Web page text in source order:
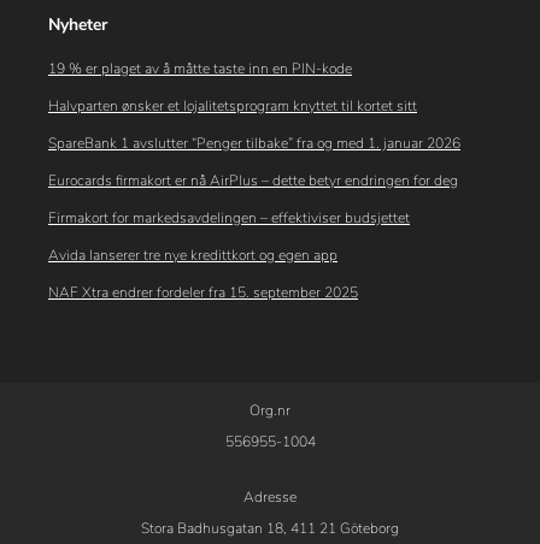
Nyheter
19 % er plaget av å måtte taste inn en PIN-kode
Halvparten ønsker et lojalitetsprogram knyttet til kortet sitt
SpareBank 1 avslutter “Penger tilbake” fra og med 1. januar 2026
Eurocards firmakort er nå AirPlus – dette betyr endringen for deg
Firmakort for markedsavdelingen – effektiviser budsjettet
Avida lanserer tre nye kredittkort og egen app
NAF Xtra endrer fordeler fra 15. september 2025
Org.nr
556955-1004
Adresse
Stora Badhusgatan 18, 411 21 Göteborg